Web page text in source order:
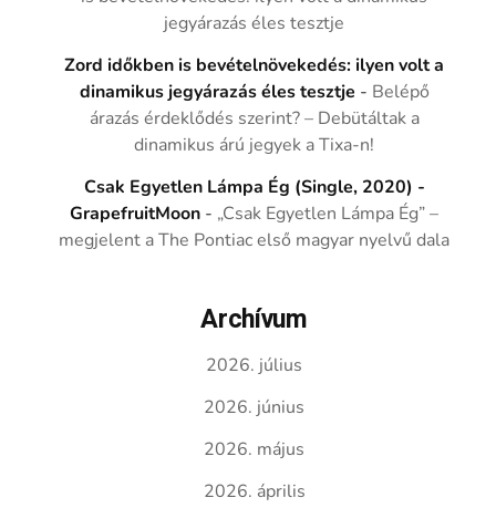
jegyárazás éles tesztje
Zord időkben is bevételnövekedés: ilyen volt a
dinamikus jegyárazás éles tesztje - Belépő
árazás érdeklődés szerint? – Debütáltak a
dinamikus árú jegyek a Tixa-n!
Csak Egyetlen Lámpa Ég (Single, 2020) -
GrapefruitMoon - „Csak Egyetlen Lámpa Ég” –
megjelent a The Pontiac első magyar nyelvű dala
Archívum
2026. július
2026. június
2026. május
2026. április